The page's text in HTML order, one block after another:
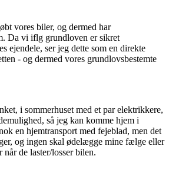
vores biler, og dermed har
Da vi iflg grundloven er sikret
ejendele, ser jeg dette som en direkte
- og dermed vores grundlovsbestemte
i sommerhuset med et par elektrikkere,
så jeg kan komme hjem i
en hjemtransport med fejeblad, men det
og ingen skal ødelægge mine fælge eller
de laster/losser bilen.